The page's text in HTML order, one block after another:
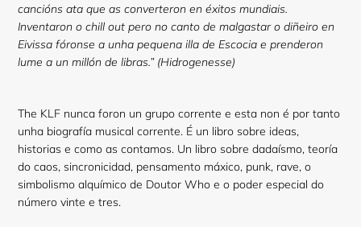
cancións ata que as converteron en éxitos mundiais.
Inventaron o chill out pero no canto de malgastar o diñeiro en
Eivissa fóronse a unha pequena illa de Escocia e prenderon
lume a un millón de libras.” (Hidrogenesse)
The KLF nunca foron un grupo corrente e esta non é por tanto
unha biografía musical corrente. É un libro sobre ideas,
historias e como as contamos. Un libro sobre dadaísmo, teoría
do caos, sincronicidad, pensamento máxico, punk, rave, o
simbolismo alquímico de Doutor Who e o poder especial do
número vinte e tres.